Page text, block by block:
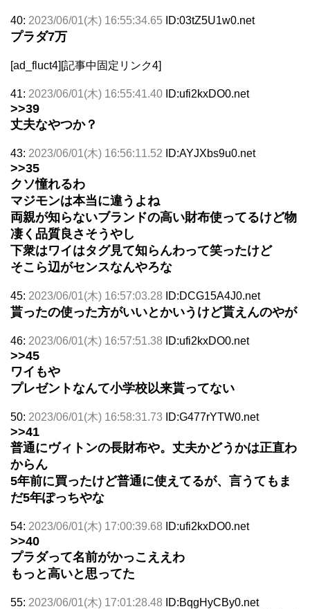
40: 2023/06/01(木) 16:55:34.65 ID:03tZ5U1w0.net
プラダ7万
[ad_fluct4][記事中固定リンク4]
41: 2023/06/01(木) 16:55:41.40 ID:ufi2kxDO0.net
>>39
丈夫なやつか？
43: 2023/06/01(木) 16:56:11.52 ID:AYJXbs9u0.net
>>35
クソ憧れるわ
マジモンは本当に違うよね
両親が知らないブランドの高い財布使ってるけど物
凄く品質良さそうやし
下衆はワイはタグ見て知らんわって笑ったけど
そこら辺がセンスなんやろな
45: 2023/06/01(木) 16:57:03.28 ID:DCG15A4J0.net
貰ったの使った方がいいとかいうけど貰えんのやが
46: 2023/06/01(木) 16:57:51.38 ID:ufi2kxDO0.net
>>45
ワイもや
プレゼントなんて小学校以来貰ってない
50: 2023/06/01(木) 16:58:31.73 ID:G477rYTW0.net
>>41
普通にヴィトンの長財布や。丈夫かどうかは正直わ
からん
5年前に買ったけど普通に使えてるが、言うてもま
だ5年ぽっちやな
54: 2023/06/01(木) 17:00:39.68 ID:ufi2kxDO0.net
>>40
プラダって名前がかっこええわ
もっと高いと思ってた
55: 2023/06/01(木) 17:01:28.48 ID:BqgHyCBy0.net